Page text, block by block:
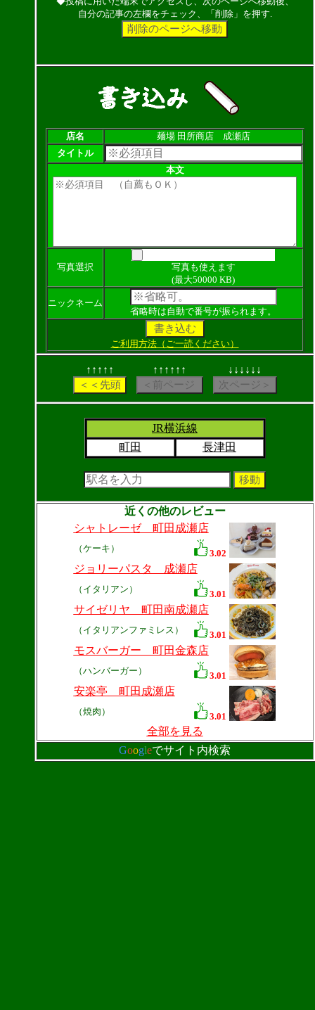
自分の記事の左欄をチェック、「削除」を押す.
店名
麺場 田所商店 成瀬店
タイトル
本文
写真選択
写真も使えます
(最大50000 KB)
ニックネーム
省略時は自動で番号が振られます。
ご利用方法（ご一読ください）
↑↑↑↑↑ ↑↑↑↑↑↑ ↓↓↓↓↓↓
JR横浜線
町田
長津田
近くの他のレビュー
シャトレーゼ 町田成瀬店
（ケーキ） 3.02
ジョリーパスタ 成瀬店
（イタリアン） 3.01
サイゼリヤ 町田南成瀬店
（イタリアンファミレス） 3.01
モスバーガー 町田金森店
（ハンバーガー） 3.01
安楽亭 町田成瀬店
（焼肉） 3.01
全部を見る
Googleでサイト内検索